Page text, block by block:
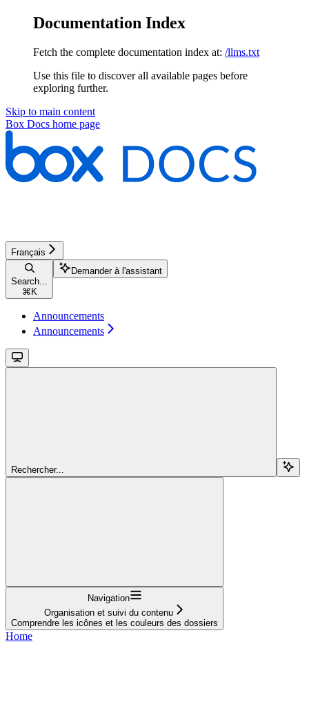
Documentation Index
Fetch the complete documentation index at: /llms.txt
Use this file to discover all available pages before
exploring further.
Skip to main content
Box Docs home page
Français
Search...
⌘ K
Demander à l'assistant
Announcements
Announcements
Rechercher...
Navigation
Organisation et suivi du contenu
Comprendre les icônes et les couleurs des dossiers
Home